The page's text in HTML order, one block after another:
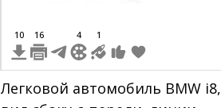
10 16 4 1
Легковой автомобиль BMW i8,